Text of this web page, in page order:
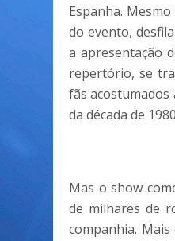
Espanha.
do evento,
a apresentação
repertório, se
fãs
da década de
Mas o show
de milhares de
companhia.